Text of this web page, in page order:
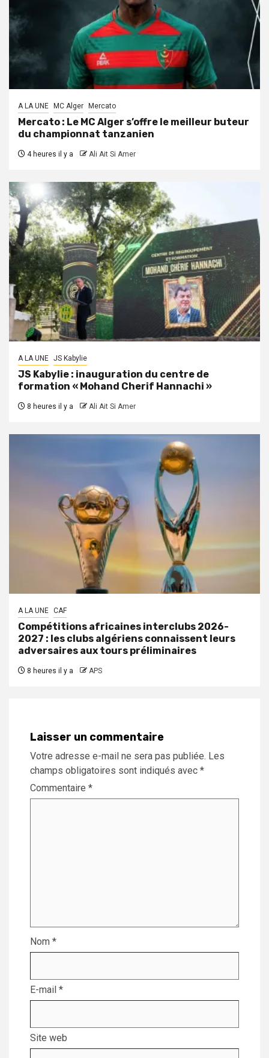
A LA UNE MC Alger Mercato
Mercato : Le MC Alger s’offre le meilleur buteur
du championnat tanzanien
4 heures il y a Ali Ait Si Amer
A LA UNE JS Kabylie
JS Kabylie : inauguration du centre de
formation « Mohand Cherif Hannachi »
8 heures il y a Ali Ait Si Amer
A LA UNE CAF
Compétitions africaines interclubs 2026-
2027 : les clubs algériens connaissent leurs
adversaires aux tours préliminaires
8 heures il y a APS
Laisser un commentaire
Votre adresse e-mail ne sera pas publiée. Les
champs obligatoires sont indiqués avec *
Commentaire *
Nom *
E-mail *
Site web